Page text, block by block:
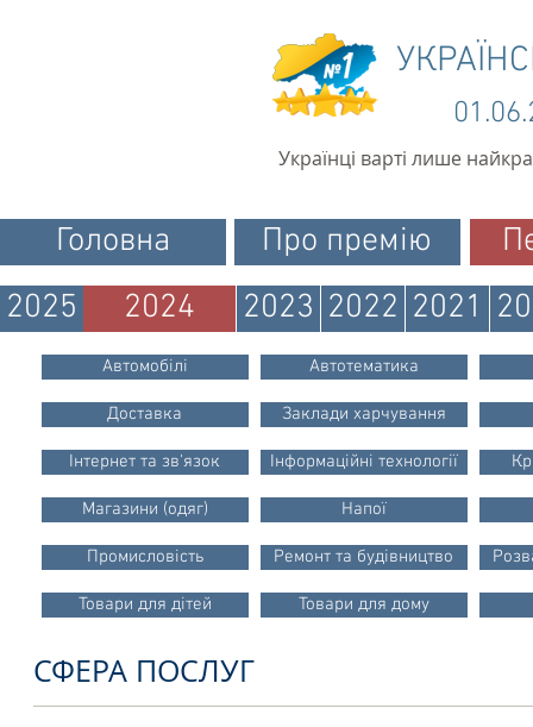
Українці варті лише
Головна Про премію
2025
2024 2023 2022 2021
Автомобілі Автотематика
Доставка Заклади харчування
Інтернет та зв'язок Інформаційні технології
Магазини (одяг) Напої
Промисловість Ремонт та будівництво
Товари для дітей Товари для дому
СФЕРА ПОСЛУГ